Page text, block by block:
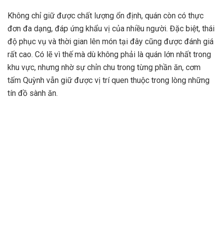
Không chỉ giữ được chất lượng ổn định, quán còn có thực
đơn đa dạng, đáp ứng khẩu vị của nhiều người. Đặc biệt, thái
độ phục vụ và thời gian lên món tại đây cũng được đánh giá
rất cao. Có lẽ vì thế mà dù không phải là quán lớn nhất trong
khu vực, nhưng nhờ sự chỉn chu trong từng phần ăn, cơm
tấm Quỳnh vẫn giữ được vị trí quen thuộc trong lòng những
tín đồ sành ăn.